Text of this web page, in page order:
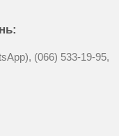
(066) 533-19-95,